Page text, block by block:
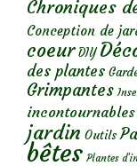
Chroniques
Conception de
coeur DIY
des plantes
Grimpantes
incontournables
jardin Outils
bêtes Plantes